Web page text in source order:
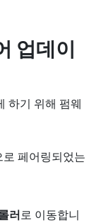
업데이
하기 위해 펌웨
로 페어링되었는
러로 이동합니